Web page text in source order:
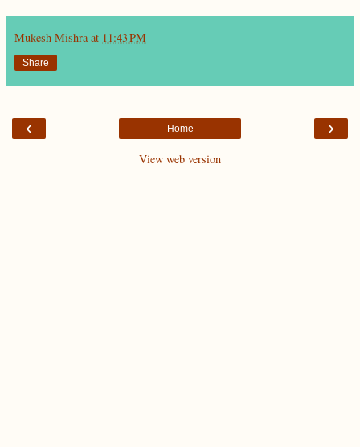
Mukesh Mishra at 11:43 PM
Share
‹ ›
Home
View web version